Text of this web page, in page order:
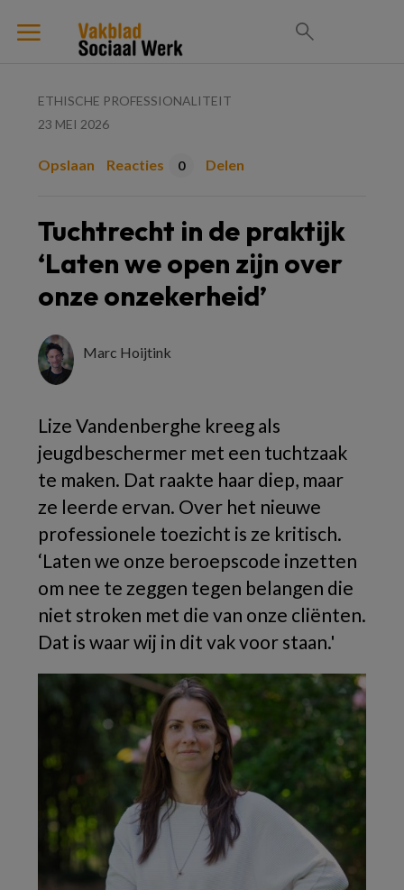
ETHISCHE PROFESSIONALITEIT
23 MEI 2026
Opslaan Reacties 0 Delen
Tuchtrecht in de praktijk
‘Laten we open zijn over
onze onzekerheid’
Marc Hoijtink
Lize Vandenberghe kreeg als
jeugdbeschermer met een tuchtzaak
te maken. Dat raakte haar diep, maar
ze leerde ervan. Over het nieuwe
professionele toezicht is ze kritisch.
‘Laten we onze beroepscode inzetten
om nee te zeggen tegen belangen die
niet stroken met die van onze cliënten.
Dat is waar wij in dit vak voor staan.'